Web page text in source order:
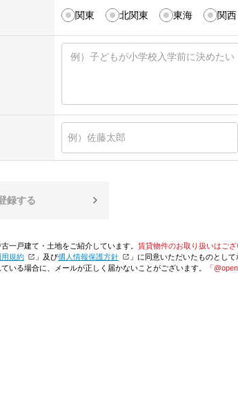
関東 北関東 東海 関西
録する
一戸建て・土地をご紹介しています。 賃貸物件のお取り扱いはご
用規約 」及び「個人情報保護方針
」に同意いただいたものとして
いる場合に、メールが正しく届かないことがございます。
「